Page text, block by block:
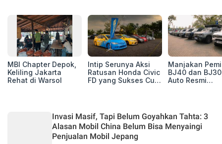
MBI Chapter Depok,
Keliling Jakarta
Rehat di Warsol
Intip Serunya Aksi
Ratusan Honda Civic
FD yang Sukses Curi
Manjakan
BJ40 dan
Auto Resmi
Invasi Masif, Tapi Belum Goyahkan Tahta: 3
Alasan Mobil China Belum Bisa Menyaingi
Penjualan Mobil Jepang